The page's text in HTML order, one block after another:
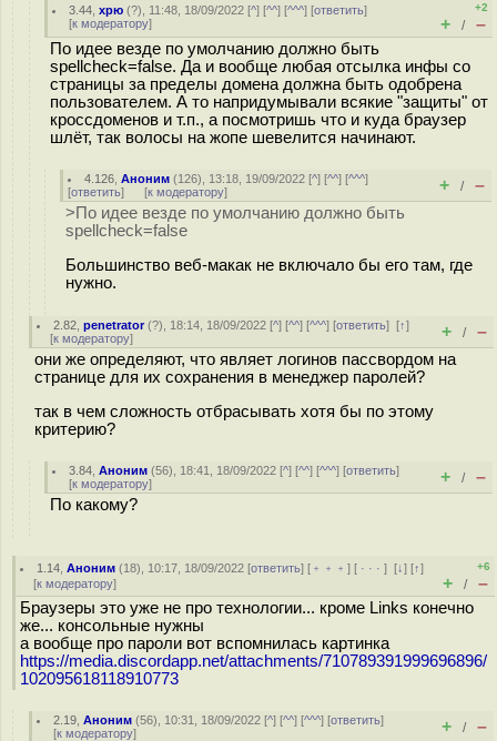
3.44 ,хрю (?), 11:48, 18/09/2022 [^] [^^] [^^^] [ответить]
[к модератору]
+2
+ / –
По идее везде по умолчанию должно быть
spellcheck=false. Да и вообще любая отсылка инфы со
страницы за пределы домена должна быть одобрена
пользователем. А то напридумывали всякие "защиты" от
кроссдоменов и т.п., а посмотришь что и куда браузер
шлёт, так волосы на жопе шевелится начинают.
4.126 ,Аноним (126), 13:18, 19/09/2022 [^] [^^] [^^^]
[ответить] [к модератору] + / –
>По идее везде по умолчанию должно быть
spellcheck=false
Большинство веб-макак не включало бы его там, где
нужно.
2.82 ,penetrator(?), 18:14, 18/09/2022 [^] [^^] [^^^] [ответить][↑]
[к модератору] + / –
они же определяют, что являет логинов пассвордом на
странице для их сохранения в менеджер паролей?
так в чем сложность отбрасывать хотя бы по этому
критерию?
3.84 ,Аноним (56), 18:41, 18/09/2022 [^] [^^] [^^^] [ответить]
[к модератору] + / –
По какому?
1.14 ,Аноним (18), 10:17, 18/09/2022 [ответить] [ ﹢﹢﹢] [ · · ·][↓] [↑]
[к модератору]
+6
+ / –
Браузеры это уже не про технологии... кроме Links конечно
же... консольные нужны
а вообще про пароли вот вспомнилась картинка
https://media.discordapp.net/attachments/710789391999696896/
102095618118910773
2.19 ,Аноним (56), 10:31, 18/09/2022 [^] [^^] [^^^] [ответить]
[к модератору] + / –